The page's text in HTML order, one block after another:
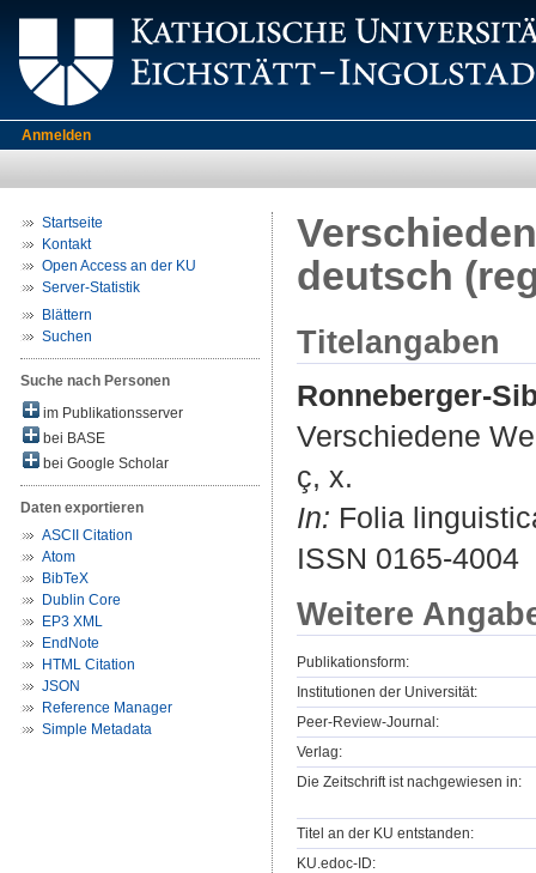
Anmelden
Startseite
Kontakt
Open Access an der KU
Server-Statistik
Blättern
Suchen
Suche nach Personen
im Publikationsserver
bei BASE
bei Google Scholar
Daten exportieren
ASCII Citation
Atom
BibTeX
Dublin Core
EP3 XML
EndNote
HTML Citation
JSON
Reference Manager
Simple Metadata
deutsch
Titelangaben
Ronneberger-
Verschiedene
ç, x.
In: Folia
ISSN 0165-4004
Weitere
Publikationsform:
Institutionen der Universität:
Peer-Review-Journal:
Verlag:
Die Zeitschrift ist nachgewiesen in:
Titel an der KU entstanden:
KU.edoc-ID: